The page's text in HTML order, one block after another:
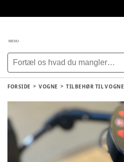
MENU
FORSIDE VOGNE TILBEHØR TIL VOGNE